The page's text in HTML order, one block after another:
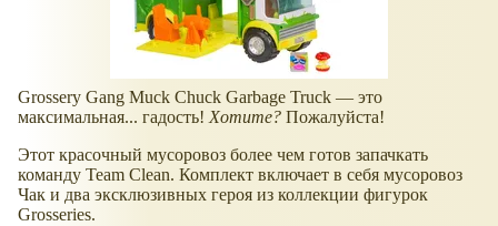
Grossery Gang Muck Chuck Garbage Truck — это
максимальная... гадость! Хотите? Пожалуйста!
Этот красочный мусоровоз более чем готов запачкать
команду Team Clean. Комплект включает в себя мусоровоз
Чак и два эксклюзивных героя из коллекции фигурок
Grosseries.